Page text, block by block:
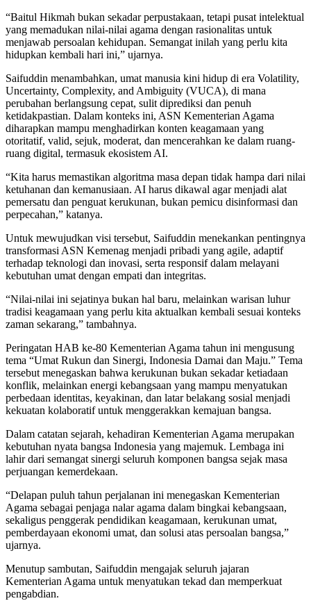
“Baitul Hikmah bukan sekadar perpustakaan, tetapi pusat intelektual
yang memadukan nilai-nilai agama dengan rasionalitas untuk
menjawab persoalan kehidupan. Semangat inilah yang perlu kita
hidupkan kembali hari ini,” ujarnya.
Saifuddin menambahkan, umat manusia kini hidup di era Volatility,
Uncertainty, Complexity, and Ambiguity (VUCA), di mana
perubahan berlangsung cepat, sulit diprediksi dan penuh
ketidakpastian. Dalam konteks ini, ASN Kementerian Agama
diharapkan mampu menghadirkan konten keagamaan yang
otoritatif, valid, sejuk, moderat, dan mencerahkan ke dalam ruang-
ruang digital, termasuk ekosistem AI.
“Kita harus memastikan algoritma masa depan tidak hampa dari nilai
ketuhanan dan kemanusiaan. AI harus dikawal agar menjadi alat
pemersatu dan penguat kerukunan, bukan pemicu disinformasi dan
perpecahan,” katanya.
Untuk mewujudkan visi tersebut, Saifuddin menekankan pentingnya
transformasi ASN Kemenag menjadi pribadi yang agile, adaptif
terhadap teknologi dan inovasi, serta responsif dalam melayani
kebutuhan umat dengan empati dan integritas.
“Nilai-nilai ini sejatinya bukan hal baru, melainkan warisan luhur
tradisi keagamaan yang perlu kita aktualkan kembali sesuai konteks
zaman sekarang,” tambahnya.
Peringatan HAB ke-80 Kementerian Agama tahun ini mengusung
tema “Umat Rukun dan Sinergi, Indonesia Damai dan Maju.” Tema
tersebut menegaskan bahwa kerukunan bukan sekadar ketiadaan
konflik, melainkan energi kebangsaan yang mampu menyatukan
perbedaan identitas, keyakinan, dan latar belakang sosial menjadi
kekuatan kolaboratif untuk menggerakkan kemajuan bangsa.
Dalam catatan sejarah, kehadiran Kementerian Agama merupakan
kebutuhan nyata bangsa Indonesia yang majemuk. Lembaga ini
lahir dari semangat sinergi seluruh komponen bangsa sejak masa
perjuangan kemerdekaan.
“Delapan puluh tahun perjalanan ini menegaskan Kementerian
Agama sebagai penjaga nalar agama dalam bingkai kebangsaan,
sekaligus penggerak pendidikan keagamaan, kerukunan umat,
pemberdayaan ekonomi umat, dan solusi atas persoalan bangsa,”
ujarnya.
Menutup sambutan, Saifuddin mengajak seluruh jajaran
Kementerian Agama untuk menyatukan tekad dan memperkuat
pengabdian.